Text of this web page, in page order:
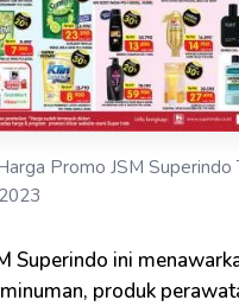
Promo JSM Superindo
Superindo ini
produk